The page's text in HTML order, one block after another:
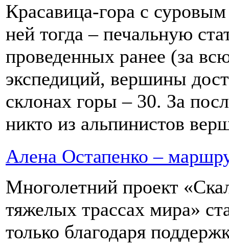
Красавица-гора с
ней тогда – печальную
проведенных ранее (за
экспедиций, вершины
склонах горы – 30. За
никто из альпинистов
Алена Остапенко –
Многолетний проект
тяжелых трассах мира»
только благодаря